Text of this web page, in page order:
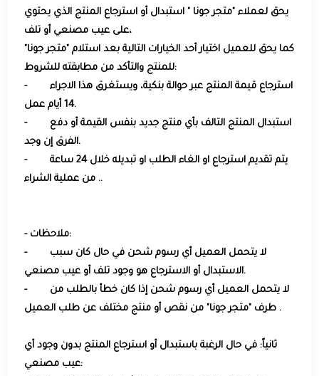
يحق لعملاء "متجر جونا " استبدال أو استرجاع المنتج الذي يحتوي
على عيب مصنعي أو تلف،
كما يحق للعميل اختيار أحد الخيارات التالية بعد استلام "متجر جونا"
للمنتج والتأكد من مطابقته للشروط:
- استرجاع قيمة المنتج عبر حوالة بنكية، ويستغرق هذا الاجراء
14 أيام عمل.
- استبدال المنتج التالف بأي منتج جديد بنفس القيمة أو دفع
الفرق إن وجد.
- يتم تقديم استرجاع او الغاء الطلب او تبديله خلال 24 ساعة
من عملية الشراء ..
- ملاحظات:
- لا يتحمل العميل أي رسوم شحن في حال كان سبب
الاستبدال أو الاسترجاع هو وجود تلف أو عيب مصنعي.
- لا يتحمل العميل أي رسوم شحن إذا كان خطأ بالطلب من
طرف "متجر جونا" من نقص أو منتج مختلف عن طلب العميل .
ثانياً: في حال الرغبة باستبدال أو استرجاع المنتج بدون وجود أي
عيب مصنعي: